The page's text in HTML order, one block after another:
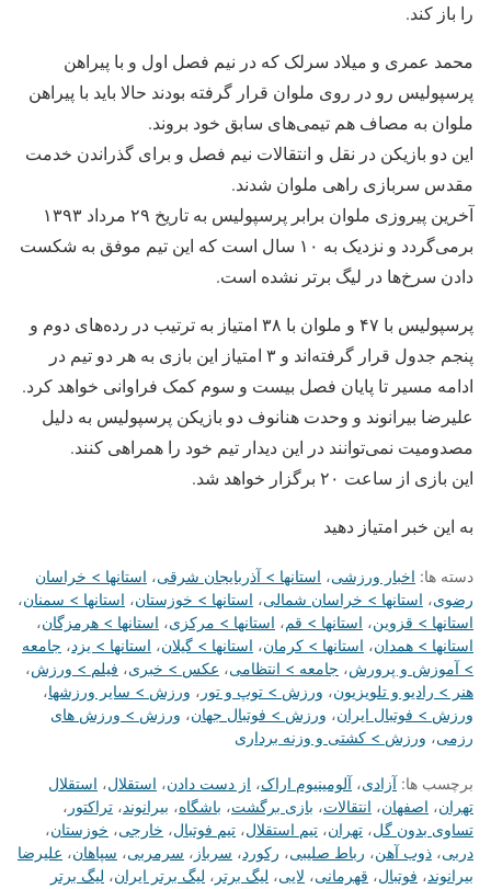
را باز کند.
محمد عمری و میلاد سرلک که در نیم فصل اول و با پیراهن
پرسپولیس رو در روی ملوان قرار گرفته بودند حالا باید با پیراهن
ملوان به مصاف هم تیمی‌های سابق خود بروند.
این دو بازیکن در نقل و انتقالات نیم فصل و برای گذراندن خدمت
مقدس سربازی راهی ملوان شدند.
آخرین پیروزی ملوان برابر پرسپولیس به تاریخ ۲۹ مرداد ۱۳۹۳
برمی‌گردد و نزدیک به ۱۰ سال است که این تیم موفق به شکست
دادن سرخ‌ها در لیگ برتر نشده است.
پرسپولیس با ۴۷ و ملوان با ۳۸ امتیاز به ترتیب در رده‌های دوم و
پنجم جدول قرار گرفته‌اند و ۳ امتیاز این بازی به هر دو تیم در
ادامه مسیر تا پایان فصل بیست و سوم کمک فراوانی خواهد کرد.
علیرضا بیرانوند و وحدت هنانوف دو بازیکن پرسپولیس به دلیل
مصدومیت نمی‌توانند در این دیدار تیم خود را همراهی کنند.
این بازی از ساعت ۲۰ برگزار خواهد شد.
به این خبر امتیاز دهید
دسته ها: اخبار ورزشی، استانها > آذربایجان شرقی، استانها > خراسان
رضوی، استانها > خراسان شمالی، استانها > خوزستان، استانها > سمنان،
استانها > قزوین، استانها > قم، استانها > مرکزی، استانها > هرمزگان،
استانها > همدان، استانها > کرمان، استانها > گیلان، استانها > یزد، جامعه
> آموزش و پرورش، جامعه > انتظامی، عکس > خبری، فیلم > ورزش،
هنر > رادیو و تلویزیون، ورزش > توپ و تور ، ورزش > سایر ورزشها،
ورزش > فوتبال ایران، ورزش > فوتبال جهان، ورزش > ورزش های
رزمی، ورزش > کشتی و وزنه برداری
برچسب ها: آزادی، آلومینیوم اراک، از دست دادن، استقلال، استقلال
تهران، اصفهان، انتقالات، بازی برگشت، باشگاه، بیرانوند، تراکتور ،
تساوی بدون گل، تهران، تیم استقلال، تیم فوتبال، خارجی، خوزستان،
دربی، ذوب آهن، رباط صلیبی، رکورد، سرباز ، سرمربی، سپاهان، علیرضا
بیرانوند، فوتبال، قهرمانی، لایی، لیگ برتر ، لیگ برتر ایران، لیگ برتر